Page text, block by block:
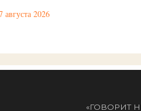
августа 2026
«ГОВОРИТ